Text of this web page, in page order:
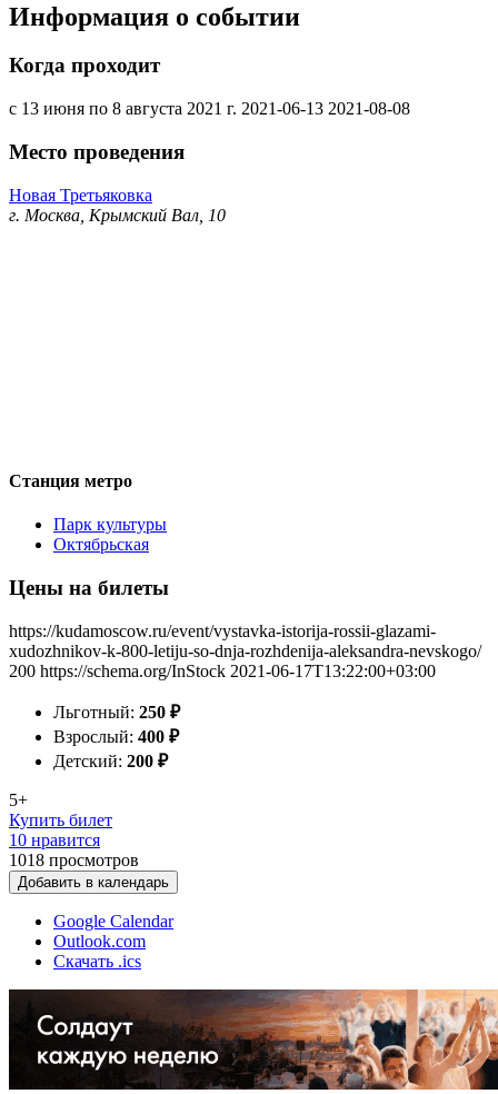
Информация о событии
Когда проходит
с 13 июня по 8 августа 2021 г. 2021-06-13 2021-08-08
Место проведения
Новая Третьяковка
г. Москва, Крымский Вал, 10
Станция метро
Парк культуры
Октябрьская
Цены на билеты
https://kudamoscow.ru/event/vystavka-istorija-rossii-glazami-
xudozhnikov-k-800-letiju-so-dnja-rozhdenija-aleksandra-nevskogo/
200 https://schema.org/InStock 2021-06-17T13:22:00+03:00
Льготный: 250 ₽
Взрослый: 400 ₽
Детский: 200 ₽
5+
Купить билет
10 нравится
1018 просмотров
Добавить в календарь
Google Calendar
Outlook.com
Скачать .ics